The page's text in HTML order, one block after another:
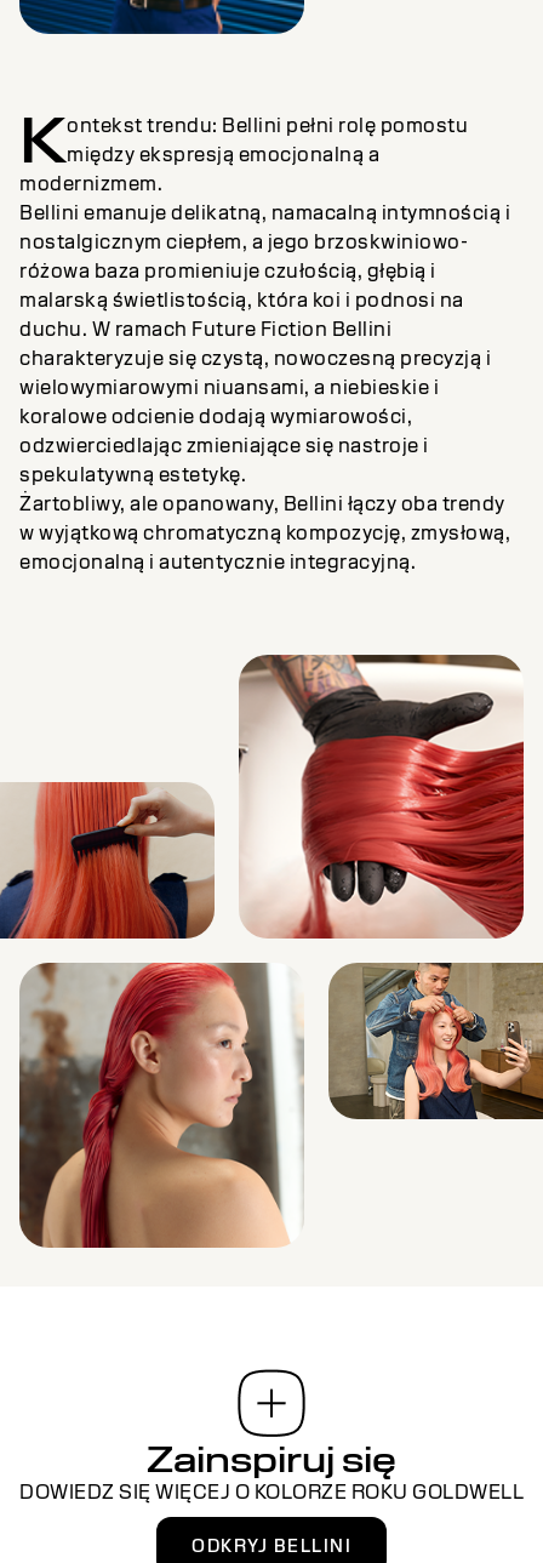
Kontekst trendu: Bellini pełni rolę pomostu
między ekspresją emocjonalną a
modernizmem.
Bellini emanuje delikatną, namacalną intymnością i
nostalgicznym ciepłem, a jego brzoskwiniowo-
różowa baza promieniuje czułością, głębią i
malarską świetlistością, która koi i podnosi na
duchu. W ramach Future Fiction Bellini
charakteryzuje się czystą, nowoczesną precyzją i
wielowymiarowymi niuansami, a niebieskie i
koralowe odcienie dodają wymiarowości,
odzwierciedlając zmieniające się nastroje i
spekulatywną estetykę.
Żartobliwy, ale opanowany, Bellini łączy oba trendy
w wyjątkową chromatyczną kompozycję, zmysłową,
emocjonalną i autentycznie integracyjną.
Zainspiruj się
DOWIEDZ SIĘ WIĘCEJ O KOLORZE ROKU GOLDWELL
ODKRYJ BELLINI